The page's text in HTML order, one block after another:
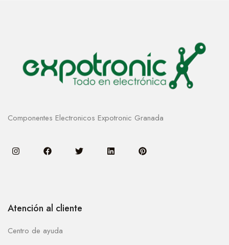
Componentes Electronicos Expotronic Granada
Atención al cliente
Centro de ayuda